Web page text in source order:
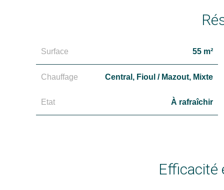
Surface 55 m²
Chauffage Central, Fioul / Mazout, Mixte
Etat À rafraîchir
Efficacité